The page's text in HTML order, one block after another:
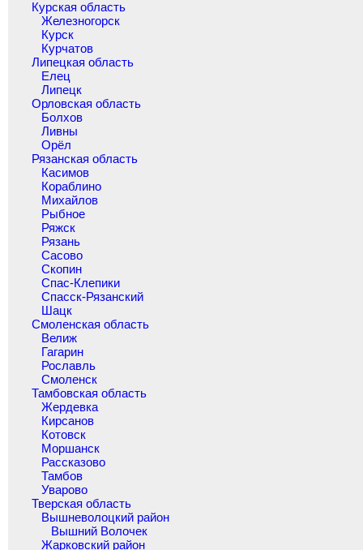
Курская область
Железногорск
Курск
Курчатов
Липецкая область
Елец
Липецк
Орловская область
Болхов
Ливны
Орёл
Рязанская область
Касимов
Кораблино
Михайлов
Рыбное
Ряжск
Рязань
Сасово
Скопин
Спас-Клепики
Спасск-Рязанский
Шацк
Смоленская область
Велиж
Гагарин
Рославль
Смоленск
Тамбовская область
Жердевка
Кирсанов
Котовск
Моршанск
Рассказово
Тамбов
Уварово
Тверская область
Вышневолоцкий район
Вышний Волочек
Жарковский район